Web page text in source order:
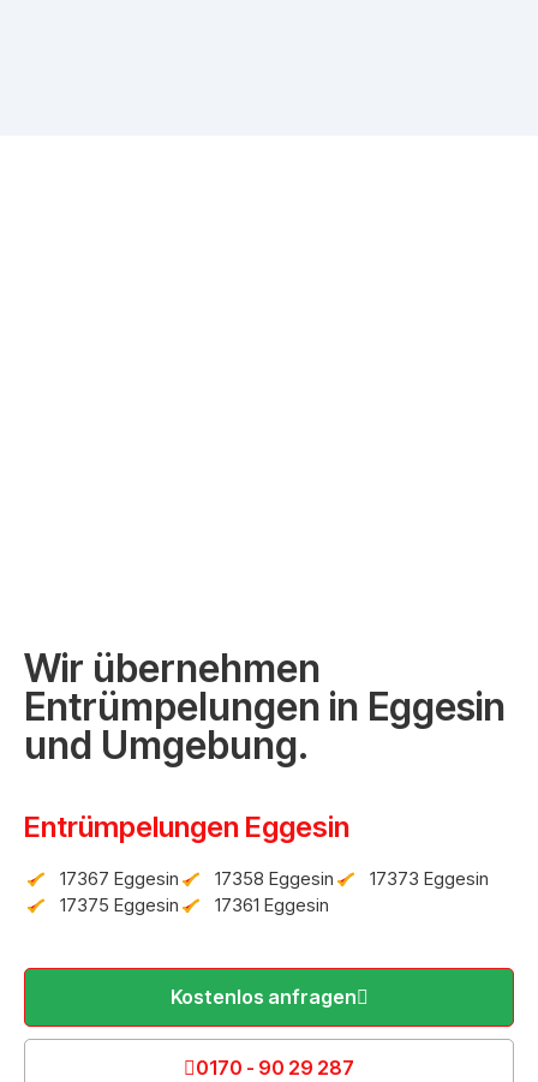
Wir übernehmen
Entrümpelungen in Eggesin
und Umgebung.
Entrümpelungen Eggesin
17367 Eggesin 17358 Eggesin
17373 Eggesin
17375 Eggesin
17361 Eggesin
Kostenlos anfragen
0170 - 90 29 287